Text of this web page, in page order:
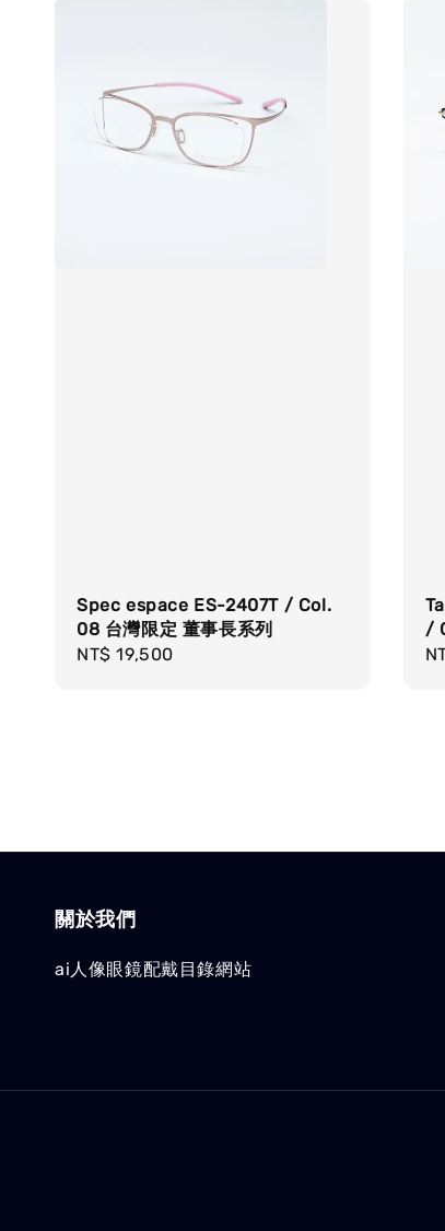
Spec espace ES-2407T / Col.
08 台灣限定 董事長系列
Regular
NT$ 19,500
/
關於我們
ai人像眼鏡配戴目錄網站